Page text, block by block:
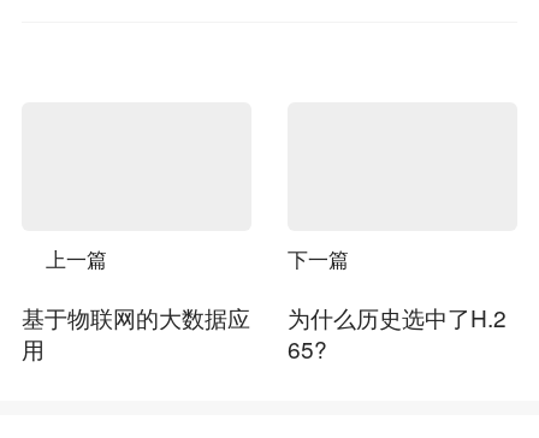
上一篇
基于物联网的大数据应
用
下一篇
为什么历史选中了H.2
65?